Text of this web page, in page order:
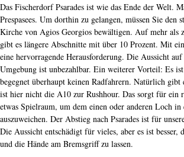
Das Fischerdorf Psarades ist wie das Ende der Welt.
Prespasees. Um dorthin zu gelangen, müssen Sie den
Kirche von Agios Georgios bewältigen. Auf mehr als
gibt es längere Abschnitte mit über 10 Prozent. Mit
eine hervorragende Herausforderung. Die Aussicht
Umgebung ist unbezahlbar. Ein weiterer Vorteil: Es
begegnet überhaupt keinen Radfahrern. Natürlich gibt
ist hier nicht die A10 zur Rushhour. Das sorgt für ein
etwas Spielraum, um dem einen oder anderen Loch in
auszuweichen. Der Abstieg nach Psarades ist für
Die Aussicht entschädigt für vieles, aber es ist besser,
und die Hände am Bremsgriff zu lassen.